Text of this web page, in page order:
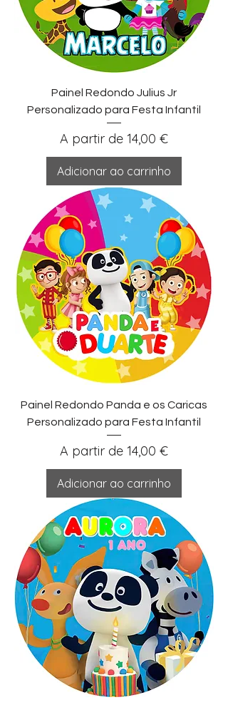
Painel Redondo Julius Jr
Personalizado para Festa Infantil
A partir de 14,00 €
Preço promocional
Adicionar ao carrinho
Painel Redondo Panda e os Caricas
Personalizado para Festa Infantil
A partir de 14,00 €
Preço promocional
Adicionar ao carrinho